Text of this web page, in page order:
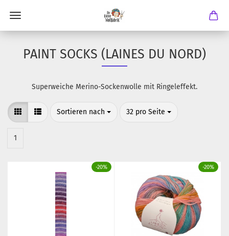
PAINT SOCKS (LAINES DU NORD)
Superweiche Merino-Sockenwolle mit Ringeleffekt.
Sortieren nach
Sortieren nach 32 pro Seite
pro Seite
1
-20% -20%